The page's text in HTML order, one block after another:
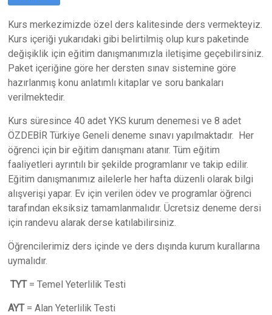
Kurs merkezimizde özel ders kalitesinde ders vermekteyiz.
Kurs içeriği yukarıdaki gibi belirtilmiş olup kurs paketinde
değişiklik için eğitim danışmanımızla iletişime geçebilirsiniz.
Paket içeriğine göre her dersten sınav sistemine göre
hazırlanmış konu anlatımlı kitaplar ve soru bankaları
verilmektedir.
Kurs süresince 40 adet YKS kurum denemesi ve 8 adet
ÖZDEBİR Türkiye Geneli deneme sınavı yapılmaktadır. Her
öğrenci için bir eğitim danışmanı atanır. Tüm eğitim
faaliyetleri ayrıntılı bir şekilde programlanır ve takip edilir.
Eğitim danışmanımız ailelerle her hafta düzenli olarak bilgi
alışverişi yapar. Ev için verilen ödev ve programlar öğrenci
tarafından eksiksiz tamamlanmalıdır. Ücretsiz deneme dersi
için randevu alarak derse katılabilirsiniz.
Öğrencilerimiz ders içinde ve ders dışında kurum kurallarına
uymalıdır.
TYT= Temel Yeterlilik Testi
AYT= Alan Yeterlilik Testi